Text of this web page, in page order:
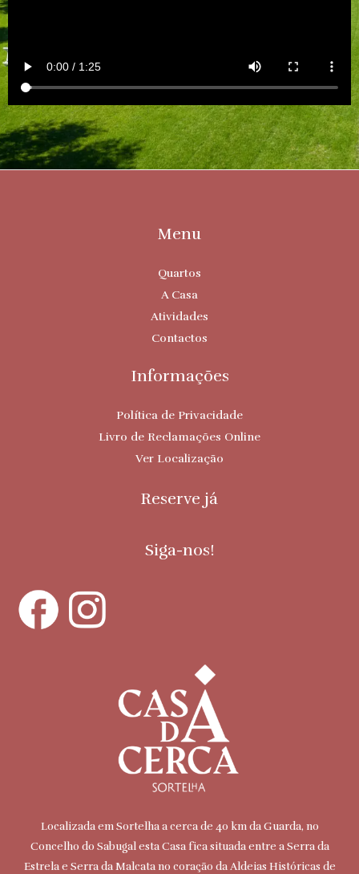
Menu
Quartos
A Casa
Atividades
Contactos
Informações
Política de Privacidade
Livro de Reclamações Online
Ver Localização
Reserve já
Siga-nos!
Localizada em Sortelha a cerca de 40 km da Guarda, no
Concelho do Sabugal esta Casa fica situada entre a Serra da
Estrela e Serra da Malcata no coração da Aldeias Históricas de